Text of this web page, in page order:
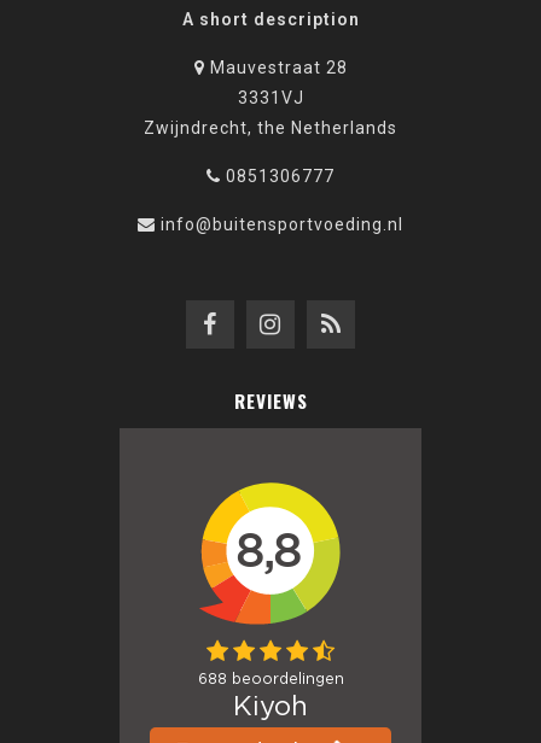
A short description
Mauvestraat 28
3331VJ
Zwijndrecht, the Netherlands
0851306777
info@buitensportvoeding.nl
REVIEWS